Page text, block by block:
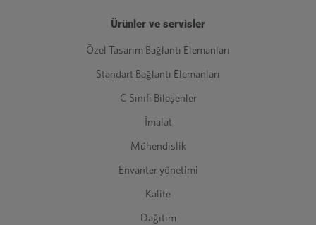
Ürünler ve servisler
Özel Tasarım Bağlantı Elemanları
Standart Bağlantı Elemanları
C Sınıfı Bileşenler
İmalat
Mühendislik
Envanter yönetimi
Kalite
Dağıtım